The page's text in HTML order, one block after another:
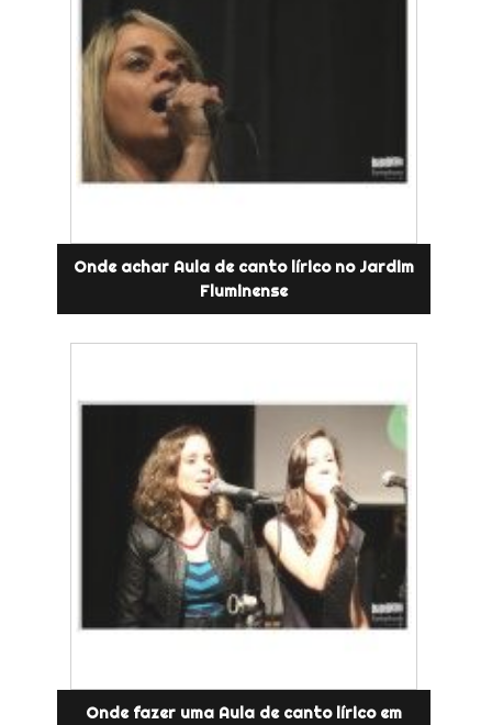
Onde achar Aula de canto lírico no Jardim
Fluminense
Onde fazer uma Aula de canto lírico em